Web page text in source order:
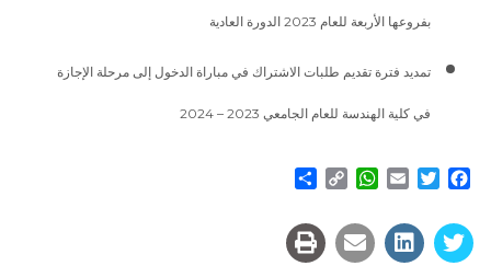
بفروعها الأربعة للعام 2023 الدورة العادية
تمديد فترة تقديم طلبات الاشتراك في مباراة الدخول إلى مرحلة الإجازة
في كلية الهندسة للعام الجامعي 2023 – 2024
Facebook
Twitter
Email
WhatsApp
Copy